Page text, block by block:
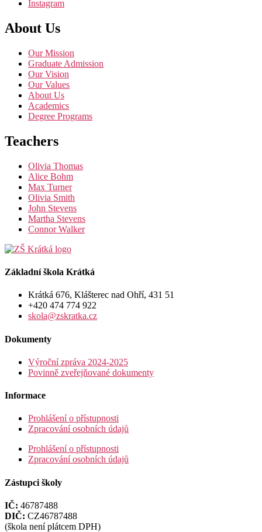
Instagram
About Us
Our Mission
Graduate Admission
Our Vision
Our Values
About Us
Academics
Degree Programs
Teachers
Olivia Thomas
Alice Bohm
Max Turner
Olivia Smith
John Stevens
Martha Stevens
Connor Walker
Základní škola Krátká
Krátká 676, Klášterec nad Ohří, 431 51
+420 474 774 922
skola@zskratka.cz
Dokumenty
Výroční zpráva 2024-2025
Povinně zveřejňované dokumenty
Informace
Prohlášení o přístupnosti
Zpracování osobních údajů
Prohlášení o přístupnosti
Zpracování osobních údajů
Zástupci školy
IČ: 46787488
DIČ: CZ46787488
(škola není plátcem DPH)